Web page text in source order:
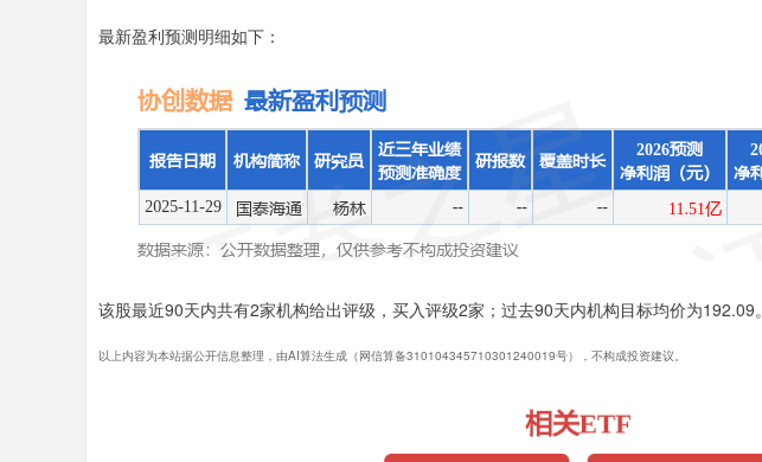
最新盈利预测明细如下：
该股最近90天内共有2家机构给出评级，买入评级2家；过去90天内机构目标均价为192.09。
以上内容为本站据公开信息整理，由AI算法生成（网信算备310104345710301240019号），不构成投资建议。